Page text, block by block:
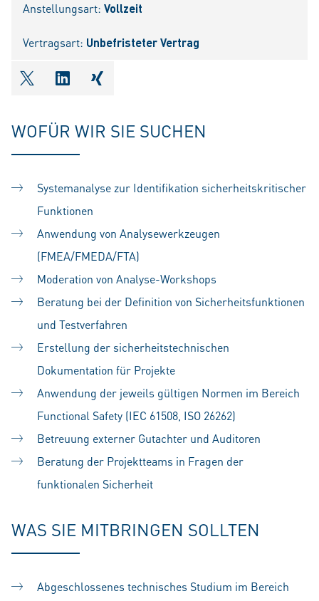
Anstellungsart: Vollzeit
Vertragsart: Unbefristeter Vertrag
shareOntwitter
shareOnlinkedIn
shareOnxing
WOFÜR WIR SIE SUCHEN
Systemanalyse zur Identifikation sicherheitskritischer
Funktionen
Anwendung von Analysewerkzeugen
(FMEA/FMEDA/FTA)
Moderation von Analyse-Workshops
Beratung bei der Definition von Sicherheitsfunktionen
und Testverfahren
Erstellung der sicherheitstechnischen
Dokumentation für Projekte
Anwendung der jeweils gültigen Normen im Bereich
Functional Safety (IEC 61508, ISO 26262)
Betreuung externer Gutachter und Auditoren
Beratung der Projektteams in Fragen der
funktionalen Sicherheit
WAS SIE MITBRINGEN SOLLTEN
Abgeschlossenes technisches Studium im Bereich